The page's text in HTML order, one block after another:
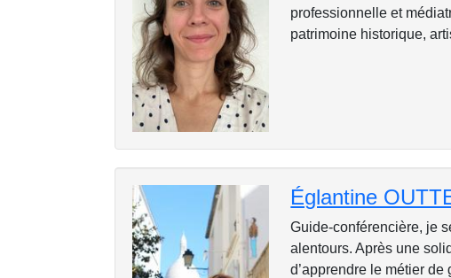
professionnelle et
patrimoine historique,
Églantine
Guide-conférencière, je
alentours. Après une
d’apprendre le métier